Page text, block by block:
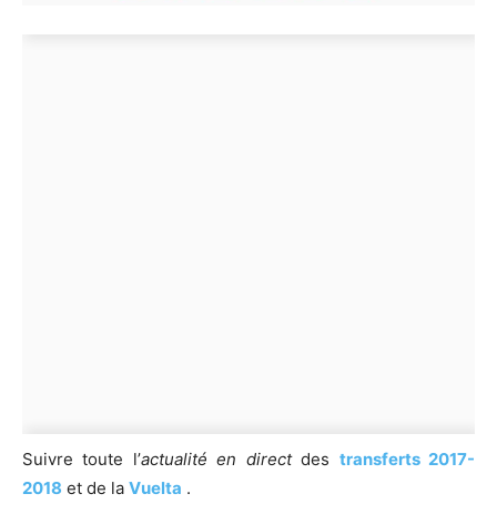
Suivre toute l’actualité en directdes transferts 2017-
2018 et de la Vuelta .